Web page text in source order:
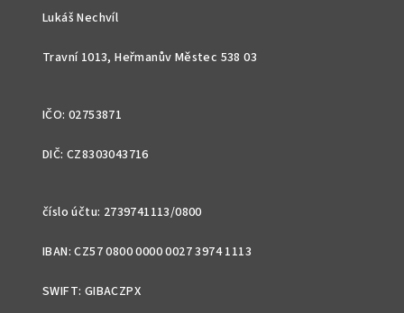
Lukáš Nechvíl
Travní 1013, Heřmanův Městec 538 03
IČO: 02753871
DIČ: CZ8303043716
číslo účtu: 2739741113/0800
IBAN: CZ57 0800 0000 0027 3974 1113
SWIFT: GIBACZPX